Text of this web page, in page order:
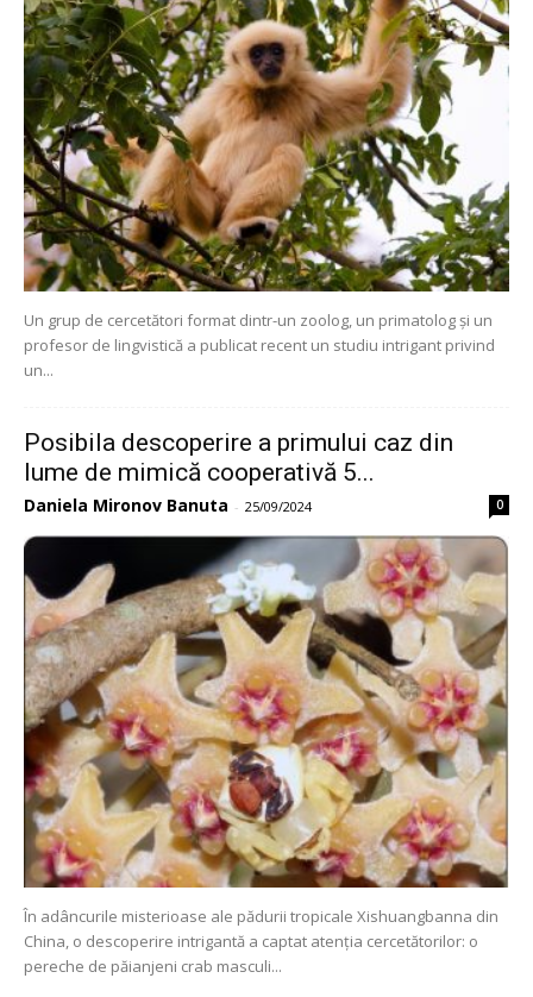
Un grup de cercetători format dintr-un zoolog, un primatolog și un
profesor de lingvistică a publicat recent un studiu intrigant privind
un...
Posibila descoperire a primului caz din
lume de mimică cooperativă 5...
Daniela Mironov Banuta - 25/09/2024 0
În adâncurile misterioase ale pădurii tropicale Xishuangbanna din
China, o descoperire intrigantă a captat atenția cercetătorilor: o
pereche de păianjeni crab masculi...